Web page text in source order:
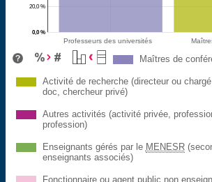
20,0 %
0,0 %
Professeurs des universités
Maîtres de
Activité de recherche (directeur ou
doc, chercheur privé)
Autres activités (activité privée,
profession)
Enseignants gérés par le MENESR
enseignants associés)
Fonctionnaire ou agent public non